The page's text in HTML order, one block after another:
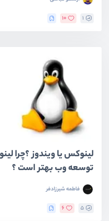
1
10
لینوکس یا ویندوز ؟چرا
توسعه وب بهتر است ؟
فاطمه شیرزادفر
5
6